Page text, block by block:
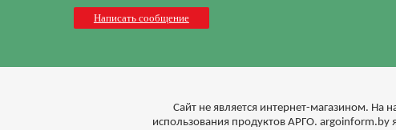
Написать сообщение
Cайт не является интернет-магазином. На
использования продуктов АРГО.